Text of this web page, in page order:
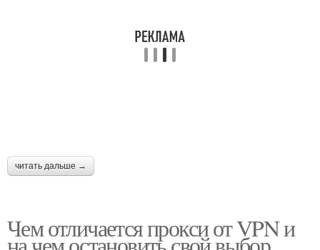
читать дальше →
Чем отличается прокси от VPN и